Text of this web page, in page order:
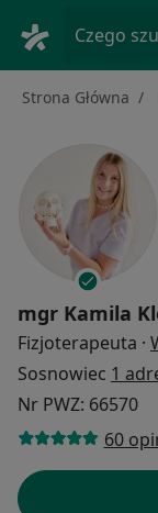
Czego
Strona Główna
mgr Kamila
Fizjoterapeuta ·
Sosnowiec 1
Nr PWZ: 66570
60